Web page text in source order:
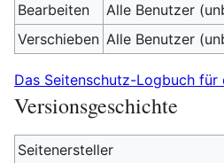
Bearbeiten
Alle Benutzer
Verschieben Alle Benutzer
Das Seitenschutz-Logbuch für
Versionsgeschichte
Seitenersteller